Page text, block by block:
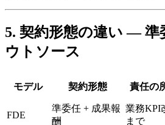
5. 契約形態の​​違い​​ — 準
ウトソース
モデル 契約形態 責任の
FDE
準委任 + 成果報
酬
業務KPI
まで